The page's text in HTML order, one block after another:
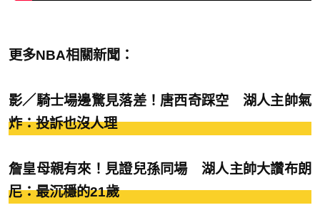
更多NBA相關新聞：
影／騎士場邊驚見落差！唐西奇踩空 湖人主帥氣
炸：投訴也沒人理
詹皇母親有來！見證兒孫同場 湖人主帥大讚布朗
尼：最沉穩的21歲